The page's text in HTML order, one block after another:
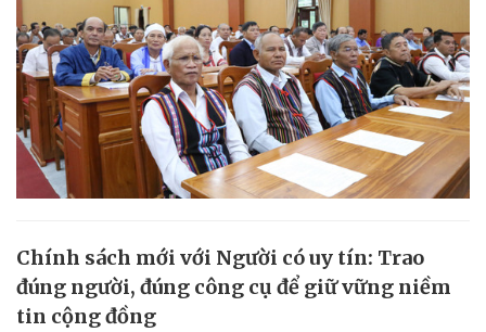
Chính sách mới với Người có uy tín: Trao
đúng người, đúng công cụ để giữ vững niềm
tin cộng đồng